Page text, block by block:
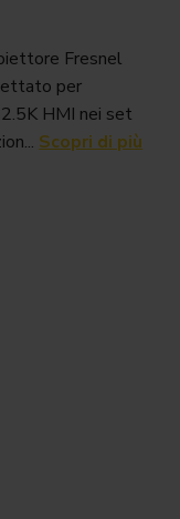
Fresnel
per
HMI nei set
Scopri di più